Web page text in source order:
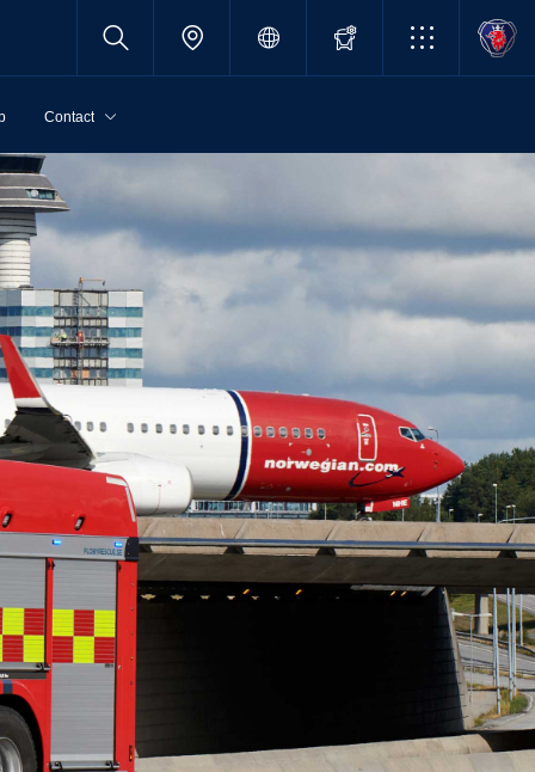
Contact